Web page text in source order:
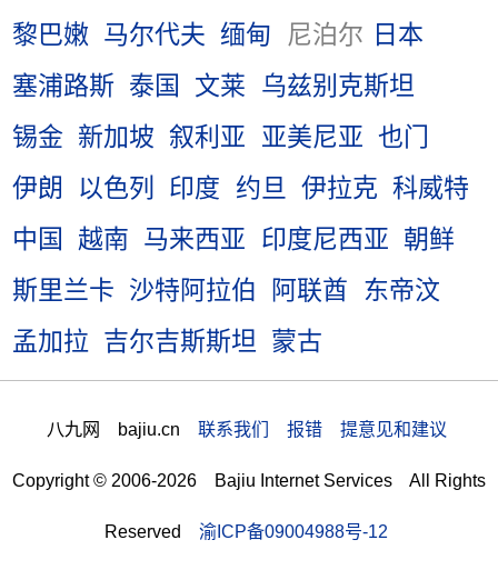
黎巴嫩 马尔代夫 缅甸 尼泊尔 日本
塞浦路斯 泰国 文莱
乌兹别克斯坦
锡金 新加坡 叙利亚 亚美尼亚 也门
伊朗
以色列 印度 约旦 伊拉克 科威特
中国
越南 马来西亚 印度尼西亚 朝鲜
斯里兰卡 沙特阿拉伯 阿联酋
东帝汶
孟加拉 吉尔吉斯斯坦 蒙古
八九网 bajiu.cn 联系我们 报错 提意见和建议
Copyright © 2006-2026 Bajiu Internet Services All Rights
Reserved 渝ICP备09004988号-12